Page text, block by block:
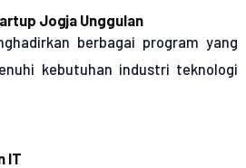
Jogja Unggulan
berbagai program yang
kebutuhan industri teknologi
IT